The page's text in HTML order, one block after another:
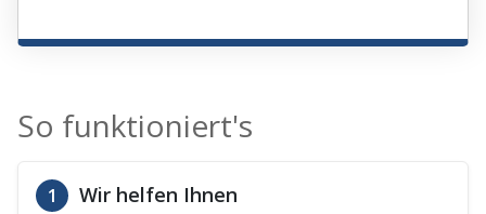
So funktioniert's
1 Wir helfen Ihnen